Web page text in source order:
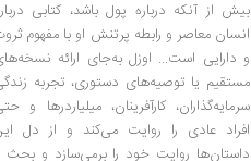
بیش از آنکه درباره پول باشد، کتابی
انسان معاصر و رابطه پرتنش او با مفهوم
و دارایی است... اوزل به‌جای ارائه
مستقیم یا توصیه‌های دستوری، تجربه
سرمایه‌گذاران، کارآفرینان، میلیاردرها و
افراد عادی را روایت می‌کند و از دل
داستان‌ها روایت خود را برمی‌سازد و بحث